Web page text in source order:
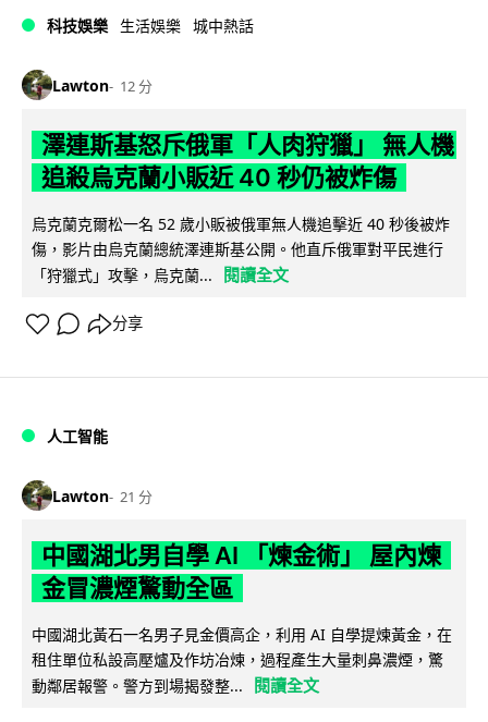
科技娛樂 生活娛樂 城中熱話
Lawton 12 分
澤連斯基怒斥俄軍「人肉狩獵」 無人機
追殺烏克蘭小販近 40 秒仍被炸傷
烏克蘭克爾松一名 52 歲小販被俄軍無人機追擊近 40 秒後被炸
傷，影片由烏克蘭總統澤連斯基公開。他直斥俄軍對平民進行
「狩獵式」攻擊，烏克蘭...
閱讀全文
分享
人工智能
Lawton 21 分
中國湖北男自學 AI 「煉金術」 屋內煉
金冒濃煙驚動全區
中國湖北黃石一名男子見金價高企，利用 AI 自學提煉黃金，在
租住單位私設高壓爐及作坊冶煉，過程產生大量刺鼻濃煙，驚
動鄰居報警。警方到場揭發整...
閱讀全文